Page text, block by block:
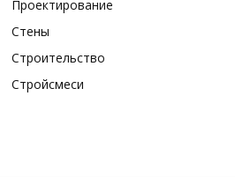
Проектирование
Стены
Строительство
Стройсмеси